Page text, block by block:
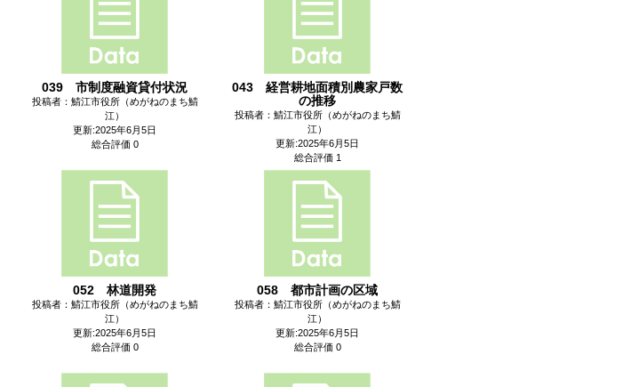
039 市制度融資貸付状況
投稿者：鯖江市役所（めがねのまち鯖
江）
更新:2025年6月5日
総合評価 0
043 経営耕地面積別農家戸数
の推移
投稿者：鯖江市役所（めがねのまち鯖
江）
更新:2025年6月5日
総合評価 1
052 林道開発
投稿者：鯖江市役所（めがねのまち鯖
江）
更新:2025年6月5日
総合評価 0
058 都市計画の区域
投稿者：鯖江市役所（めがねのまち鯖
江）
更新:2025年6月5日
総合評価 0